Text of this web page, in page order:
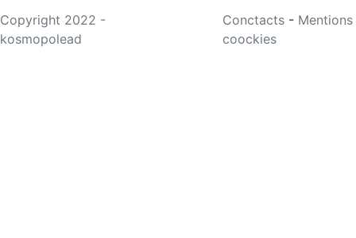
Copyright 2022 -
kosmopolead
Conctacts -
coockies